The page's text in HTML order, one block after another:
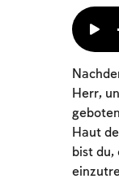
Herr,
Haut
bist